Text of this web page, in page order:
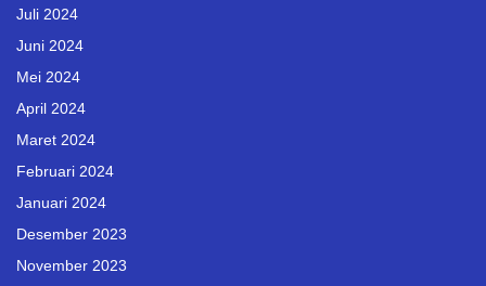
Juli 2024
Juni 2024
Mei 2024
April 2024
Maret 2024
Februari 2024
Januari 2024
Desember 2023
November 2023